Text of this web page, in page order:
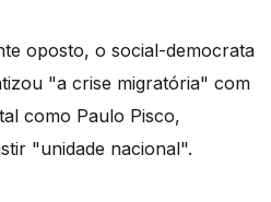
oposto, o social-democrata
"a crise migratória" com
como Paulo Pisco,
"unidade nacional".